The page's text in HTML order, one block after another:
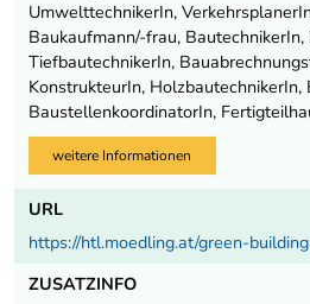
UmwelttechnikerIn,
Baukaufmann/-frau,
TiefbautechnikerIn,
KonstrukteurIn, HolzbautechnikerIn,
BaustellenkoordinatorIn,
weitere Informationen
URL
https://htl.moedling.at/green-building
ZUSATZINFO